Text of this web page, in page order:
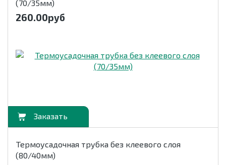
(70/35мм)
260.00руб
Термоусадочная трубка без клеевого слоя
(80/40мм)